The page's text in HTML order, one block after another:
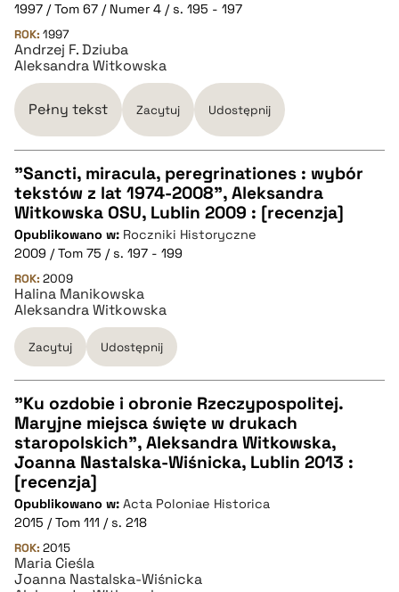
pobierz cytat
BIBTEX
pobierz cytat
1997 / Tom 67 / Numer 4 / s. 195 - 197
ROK: 1997
Andrzej F. Dziuba
Aleksandra Witkowska
Pełny tekst Zacytuj Udostępnij
CZYSTY TEKST
pobierz cytat
BIBTEX
pobierz cytat
"Sancti, miracula, peregrinationes : wybór
tekstów z lat 1974-2008", Aleksandra
Witkowska OSU, Lublin 2009 : [recenzja]
Opublikowano w: Roczniki Historyczne
2009 / Tom 75 / s. 197 - 199
ROK: 2009
Halina Manikowska
Aleksandra Witkowska
Zacytuj Udostępnij
CZYSTY TEKST
pobierz cytat
BIBTEX
"Ku ozdobie i obronie Rzeczypospolitej.
Maryjne miejsca święte w drukach
staropolskich", Aleksandra Witkowska,
Joanna Nastalska-Wiśnicka, Lublin 2013 :
[recenzja]
Opublikowano w: Acta Poloniae Historica
2015 / Tom 111 / s. 218
ROK: 2015
Maria Cieśla
Joanna Nastalska-Wiśnicka